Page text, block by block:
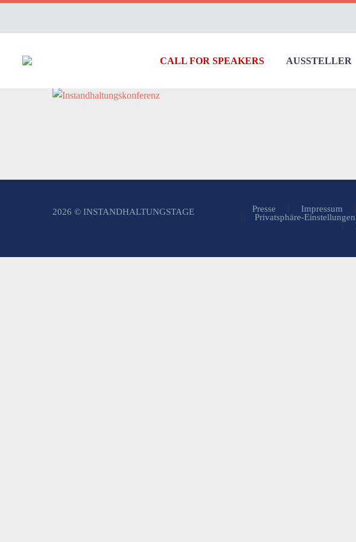
CALL FOR SPEAKERS AUSSTELLER
Presse Impressum
Privatsphäre-
2026 © INSTANDHALTUNGSTAGE